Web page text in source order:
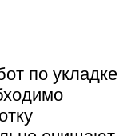
по укладке